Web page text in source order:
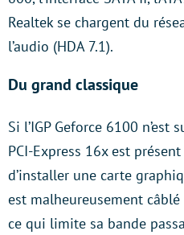
Realtek se chargent du
l’audio (HDA 7.1).
Du grand classique
Si l’IGP Geforce 6100
PCI-Express 16x est
d’installer une carte
est malheureusement
ce qui limite sa bande